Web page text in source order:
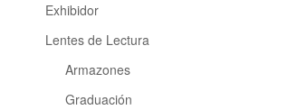
Exhibidor
Lentes de Lectura
Armazones
Graduación